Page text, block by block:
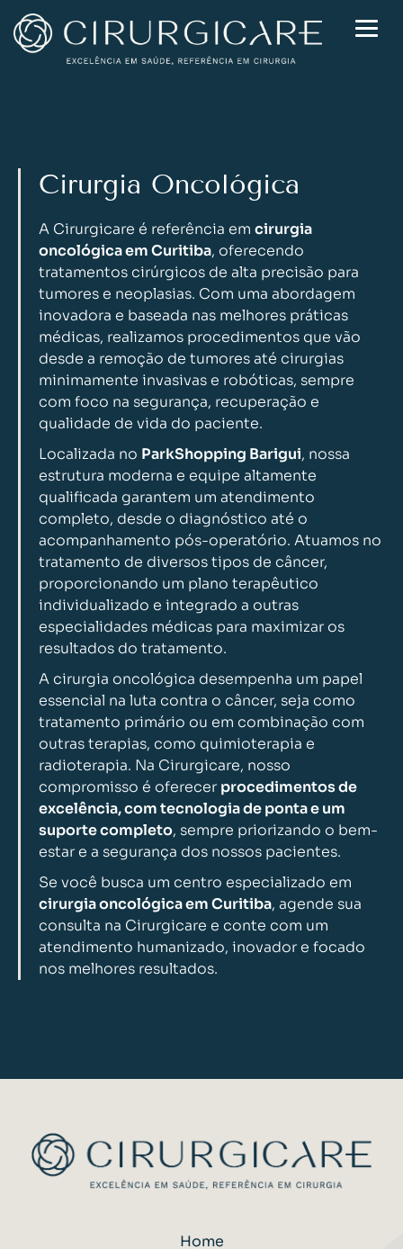
Skip
to
content
Cirurgia Oncológica
A Cirurgicare é referência em cirurgia
oncológica em Curitiba, oferecendo
tratamentos cirúrgicos de alta precisão para
tumores e neoplasias. Com uma abordagem
inovadora e baseada nas melhores práticas
médicas, realizamos procedimentos que vão
desde a remoção de tumores até cirurgias
minimamente invasivas e robóticas, sempre
com foco na segurança, recuperação e
qualidade de vida do paciente.
Localizada no ParkShopping Barigui, nossa
estrutura moderna e equipe altamente
qualificada garantem um atendimento
completo, desde o diagnóstico até o
acompanhamento pós-operatório. Atuamos no
tratamento de diversos tipos de câncer,
proporcionando um plano terapêutico
individualizado e integrado a outras
especialidades médicas para maximizar os
resultados do tratamento.
A cirurgia oncológica desempenha um papel
essencial na luta contra o câncer, seja como
tratamento primário ou em combinação com
outras terapias, como quimioterapia e
radioterapia. Na Cirurgicare, nosso
compromisso é oferecer procedimentos de
excelência, com tecnologia de ponta e um
suporte completo, sempre priorizando o bem-
estar e a segurança dos nossos pacientes.
Se você busca um centro especializado em
cirurgia oncológica em Curitiba, agende sua
consulta na Cirurgicare e conte com um
atendimento humanizado, inovador e focado
nos melhores resultados.
Home